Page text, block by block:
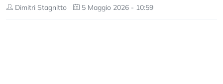
Dimitri Stagnitto 5 Maggio 2026 - 10:59